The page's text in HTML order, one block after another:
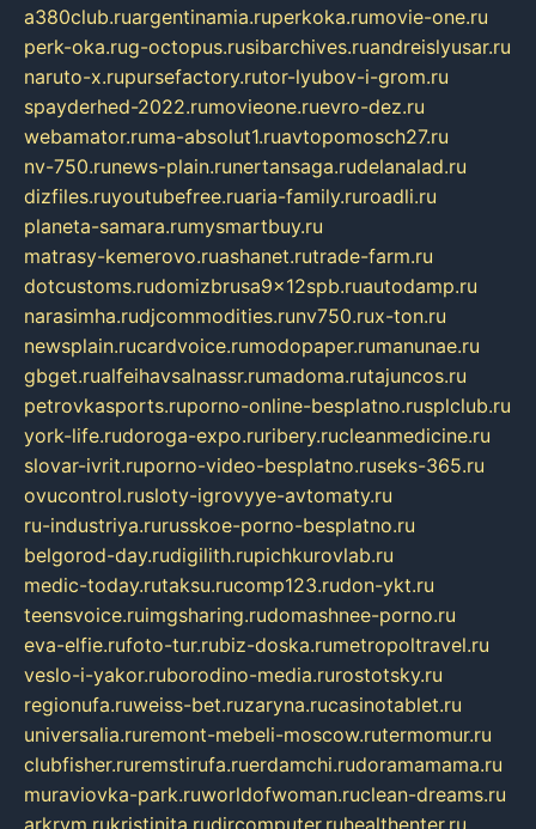
a380club.ruargentinamia.ruperkoka.rumovie-one.ru
perk-oka.rug-octopus.rusibarchives.ruandreislyusar.ru
naruto-x.rupursefactory.rutor-lyubov-i-grom.ru
spayderhed-2022.rumovieone.ruevro-dez.ru
webamator.ruma-absolut1.ruavtopomosch27.ru
nv-750.runews-plain.runertansaga.rudelanalad.ru
dizfiles.ruyoutubefree.ruaria-family.ruroadli.ru
planeta-samara.rumysmartbuy.ru
matrasy-kemerovo.ruashanet.rutrade-farm.ru
dotcustoms.rudomizbrusa9x12spb.ruautodamp.ru
narasimha.rudjcommodities.runv750.rux-ton.ru
newsplain.rucardvoice.rumodopaper.rumanunae.ru
gbget.rualfeihavsalnassr.rumadoma.rutajuncos.ru
petrovkasports.ruporno-online-besplatno.rusplclub.ru
york-life.rudoroga-expo.ruribery.rucleanmedicine.ru
slovar-ivrit.ruporno-video-besplatno.ruseks-365.ru
ovucontrol.rusloty-igrovyye-avtomaty.ru
ru-industriya.rurusskoe-porno-besplatno.ru
belgorod-day.rudigilith.rupichkurovlab.ru
medic-today.rutaksu.rucomp123.rudon-ykt.ru
teensvoice.ruimgsharing.rudomashnee-porno.ru
eva-elfie.rufoto-tur.rubiz-doska.rumetropoltravel.ru
veslo-i-yakor.ruborodino-media.rurostotsky.ru
regionufa.ruweiss-bet.ruzaryna.rucasinotablet.ru
universalia.ruremont-mebeli-moscow.rutermomur.ru
clubfisher.ruremstirufa.ruerdamchi.rudoramamama.ru
muraviovka-park.ruworldofwoman.ruclean-dreams.ru
arkrym.rukristinita.rudircomputer.ruhealthenter.ru